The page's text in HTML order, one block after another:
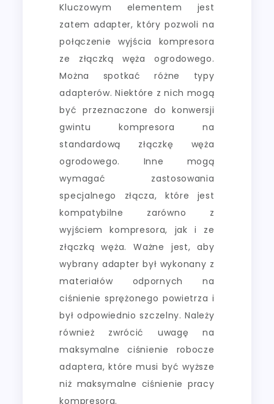
Kluczowym elementem jest
zatem adapter, który pozwoli na
połączenie wyjścia kompresora
ze złączką węża ogrodowego.
Można spotkać różne typy
adapterów. Niektóre z nich mogą
być przeznaczone do konwersji
gwintu kompresora na
standardową złączkę węża
ogrodowego. Inne mogą
wymagać zastosowania
specjalnego złącza, które jest
kompatybilne zarówno z
wyjściem kompresora, jak i ze
złączką węża. Ważne jest, aby
wybrany adapter był wykonany z
materiałów odpornych na
ciśnienie sprężonego powietrza i
był odpowiednio szczelny. Należy
również zwrócić uwagę na
maksymalne ciśnienie robocze
adaptera, które musi być wyższe
niż maksymalne ciśnienie pracy
kompresora.